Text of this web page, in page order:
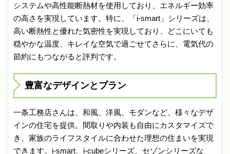
システムや高性能断熱材を使用しており、エネルギー効率
の高さを実現しています。特に、「i-smart」シリーズは、
高い断熱性と優れた気密性を実現しており、どこにいても
穏やかな温度、キレイな空気で過ごせてさらに、電気代の
節約にもつながると評判です。
豊富なデザインとプラン
一条工務店さんは、和風、洋風、モダンなど、様々なデザ
インの住宅を提供。間取りや内装も自由にカスタマイズで
き、家族のライフスタイルに合わせた理想の住まいを実現
できます。i-smart、i-cubeシリーズ、セゾンシリーズな